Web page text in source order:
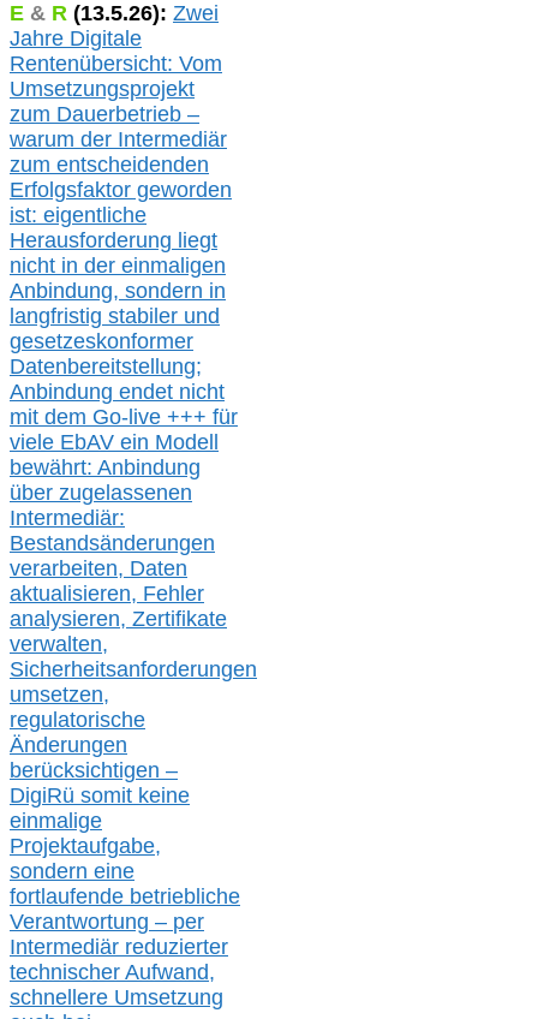
E & R (13.5.26): Zwei
Jahre Digitale
Rentenübersicht: Vom
Umsetzungsprojekt
zum Dauerbetrieb –
warum der Intermediär
zum entscheidenden
Erfolgsfaktor geworden
ist: eigentliche
Herausforderung liegt
nicht in der einmaligen
Anbindung, sondern in
langfristig stabiler und
gesetzeskonformer
Datenbereitstellung;
Anbindung endet nicht
mit dem Go-live +++ für
viele EbAV ein Modell
bewährt: Anbindung
über zugelassenen
Intermediär:
Bestandsänderungen
verarbeiten, Daten
aktualisieren, Fehler
analysieren, Zertifikate
verwalten,
Sicherheitsanforderungen
umsetzen,
regulatorische
Änderungen
berücksichtigen –
DigiRü somit keine
einmalige
Projektaufgabe,
sondern eine
fortlaufende betriebliche
Verantwortung – per
Intermediär reduzierter
technischer Aufwand,
schnellere Umsetzung